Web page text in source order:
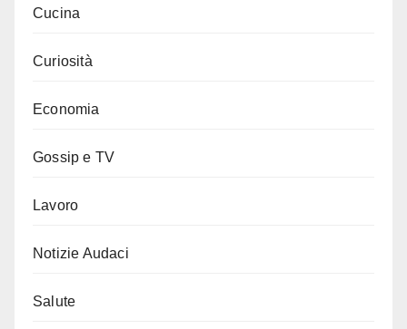
Cucina
Curiosità
Economia
Gossip e TV
Lavoro
Notizie Audaci
Salute